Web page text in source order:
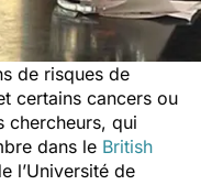
de risques de
certains cancers ou
chercheurs, qui
dans le British
l’Université de